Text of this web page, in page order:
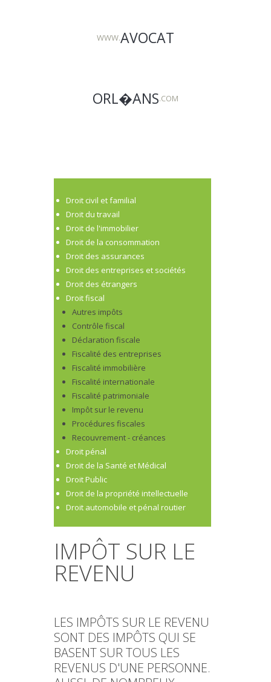
WWW.AVOCAT
ORL�ANS.COM
Droit civil et familial
Droit du travail
Droit de l'immobilier
Droit de la consommation
Droit des assurances
Droit des entreprises et sociétés
Droit des étrangers
Droit fiscal
Autres impôts
Contrôle fiscal
Déclaration fiscale
Fiscalité des entreprises
Fiscalité immobilière
Fiscalité internationale
Fiscalité patrimoniale
Impôt sur le revenu
Procédures fiscales
Recouvrement - créances
Droit pénal
Droit de la Santé et Médical
Droit Public
Droit de la propriété intellectuelle
Droit automobile et pénal routier
IMPÔT SUR LE
REVENU
LES IMPÔTS SUR LE REVENU
SONT DES IMPÔTS QUI SE
BASENT SUR TOUS LES
REVENUS D'UNE PERSONNE.